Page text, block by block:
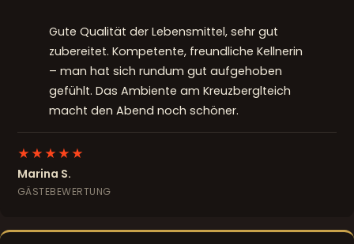
Gute Qualität der Lebensmittel, sehr gut
zubereitet. Kompetente, freundliche Kellnerin
– man hat sich rundum gut aufgehoben
gefühlt. Das Ambiente am Kreuzberglteich
macht den Abend noch schöner.
★★★★★
Marina S.
GÄSTEBEWERTUNG